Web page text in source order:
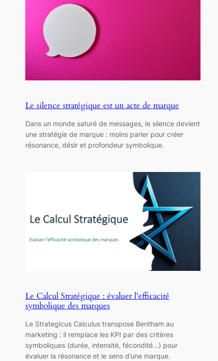
Le silence stratégique est un acte de marque
Dans un monde saturé de messages, le silence devient
une stratégie de marque : moins parler pour créer
résonance, désir et profondeur symbolique.
Le Calcul Stratégique : évaluer l’efficacité
symbolique des marques
Le Strategicus Calculus transpose Bentham au
marketing : il remplace les KPI par des critères
symboliques (durée, intensité, fécondité…) pour
évaluer la résonance et le sens d’une marque.